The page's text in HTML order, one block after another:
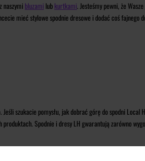
naszymi bluzami lubkurtkami. Jesteśmy pewni, że
mieć stylowe spodnie dresowe i dodać coś
Jeśli szukacie pomysłu, jak dobrać górę do spodni
Spodnie i dresy LH gwarantują zarówno